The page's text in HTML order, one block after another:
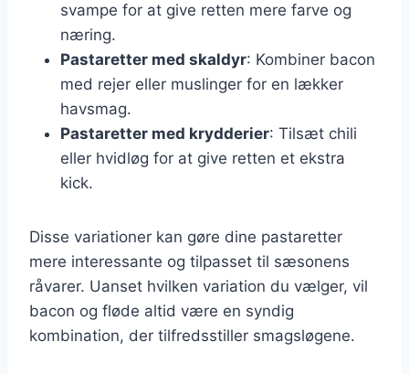
svampe for at give retten mere farve og
næring.
Pastaretter med skaldyr: Kombiner bacon
med rejer eller muslinger for en lækker
havsmag.
Pastaretter med krydderier: Tilsæt chili
eller hvidløg for at give retten et ekstra
kick.
Disse variationer kan gøre dine pastaretter
mere interessante og tilpasset til sæsonens
råvarer. Uanset hvilken variation du vælger, vil
bacon og fløde altid være en syndig
kombination, der tilfredsstiller smagsløgene.